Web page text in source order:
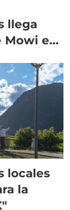
llega
Mowi en
locales
la